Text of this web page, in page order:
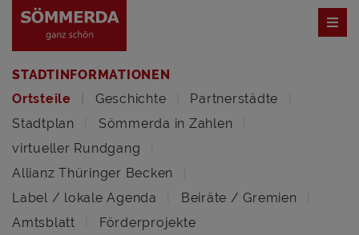
STADTINFORMATIONEN
Ortsteile
Geschichte
Partnerstädte
Stadtplan
Sömmerda in Zahlen
virtueller Rundgang
Allianz Thüringer Becken
Label / lokale Agenda
Beiräte / Gremien
Amtsblatt
Förderprojekte